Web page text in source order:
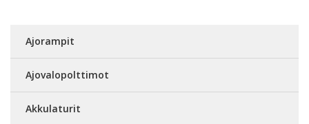
Ajorampit
Ajovalopolttimot
Akkulaturit